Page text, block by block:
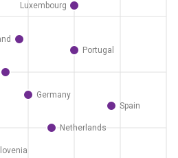
Germany
Spain
Luxembourg
Netherlands
Portugal